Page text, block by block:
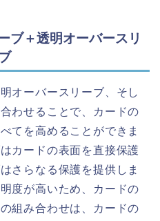
ブ＋透明オーバースリ
オーバースリーブ、そし
わせることで、カードの
てを高めることができま
カードの表面を直接保護
さらなる保護を提供しま
度が高いため、カードの
組み合わせは、カードの